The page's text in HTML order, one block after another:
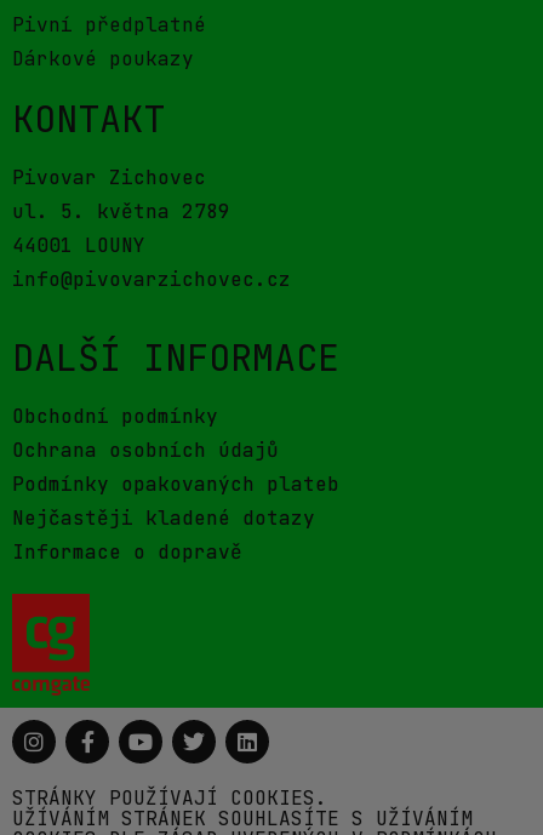
Pivní předplatné
Dárkové poukazy
KONTAKT
Pivovar Zichovec
ul. 5. května 2789
44001 LOUNY
info@pivovarzichovec.cz
DALŠÍ INFORMACE
Obchodní podmínky
Ochrana osobních údajů
Podmínky opakovaných plateb
Nejčastěji kladené dotazy
Informace o dopravě
STRÁNKY POUŽÍVAJÍ COOKIES.
UŽÍVÁNÍM STRÁNEK SOUHLASÍTE S UŽÍVÁNÍM